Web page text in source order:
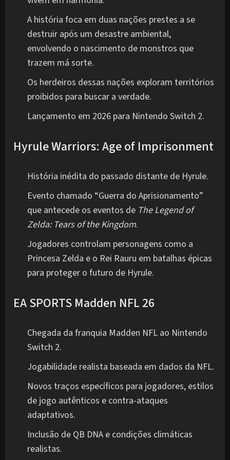
A história foca em duas nações prestes a se
destruir após um desastre ambiental,
envolvendo o nascimento de monstros que
trazem má sorte.
Os herdeiros dessas nações exploram territórios
proibidos para buscar a verdade.
Lançamento em 2026 para Nintendo Switch 2.
Hyrule Warriors: Age of Imprisonment
História inédita do passado distante de Hyrule.
Evento chamado “Guerra do Aprisionamento”
que antecede os eventos de The Legend of
Zelda: Tears of the Kingdom.
Jogadores controlam personagens como a
Princesa Zelda e o Rei Rauru em batalhas épicas
para proteger o futuro de Hyrule.
EA SPORTS Madden NFL 26
Chegada da franquia Madden NFL ao Nintendo
Switch 2.
Jogabilidade realista baseada em dados da NFL.
Novos traços específicos para jogadores, estilos
de jogo autênticos e contra-ataques
adaptativos.
Inclusão de QB DNA e condições climáticas
realistas.